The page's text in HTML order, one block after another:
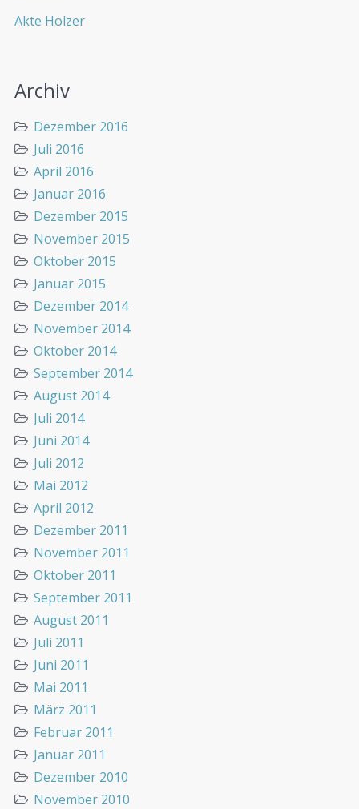
Akte Holzer
Archiv
Dezember 2016
Juli 2016
April 2016
Januar 2016
Dezember 2015
November 2015
Oktober 2015
Januar 2015
Dezember 2014
November 2014
Oktober 2014
September 2014
August 2014
Juli 2014
Juni 2014
Juli 2012
Mai 2012
April 2012
Dezember 2011
November 2011
Oktober 2011
September 2011
August 2011
Juli 2011
Juni 2011
Mai 2011
März 2011
Februar 2011
Januar 2011
Dezember 2010
November 2010